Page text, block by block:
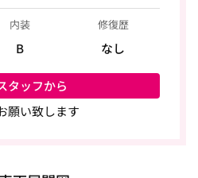
内装
B
修復歴
なし
タッフから
願い致します